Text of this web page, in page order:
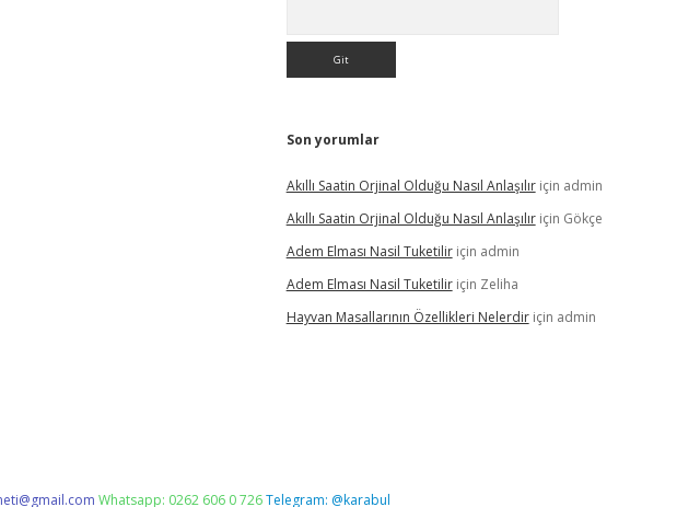
Son yorumlar
Akıllı Saatin Orjinal Olduğu Nasıl Anlaşılıriçin admin
Akıllı Saatin Orjinal Olduğu Nasıl Anlaşılıriçin Gökçe
Adem Elması Nasil Tuketiliriçin admin
Adem Elması Nasil Tuketiliriçin Zeliha
Hayvan Masallarının Özellikleri Nelerdiriçin admin
Whatsapp: 0262 606 0 726Telegram: @karabul